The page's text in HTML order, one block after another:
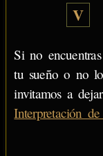
V
Si no
tu sueño o no
invitamos a
Interpretación